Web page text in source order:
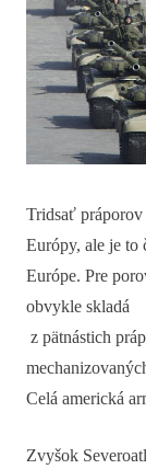
Tridsať práporov
Európy, ale je to
Európe. Pre
obvykle skladá
z pätnástich
Celá americká
Zvyšok